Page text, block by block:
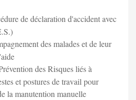
de déclaration d'accident avec
des malades et de leur
des Risques liés à
et postures de travail pour
la manutention manuelle